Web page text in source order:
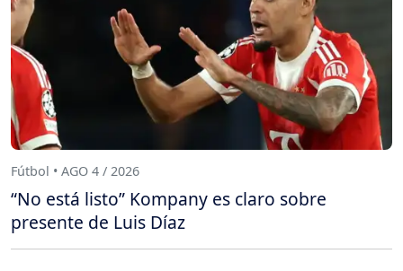
Fútbol • AGO 4 / 2026
“No está listo” Kompany es claro sobre
presente de Luis Díaz